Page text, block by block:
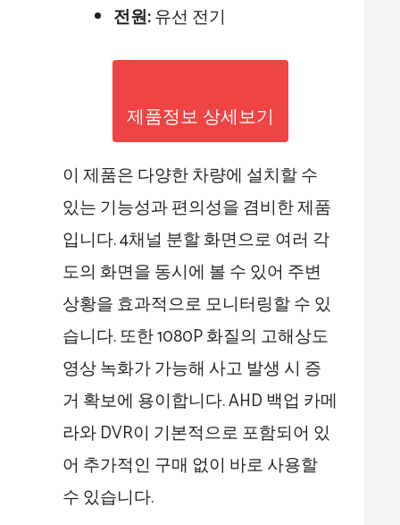
전원:유선 전기
제품정보 상세보기
이 제품은 다양한 차량에 설치할 수
있는 기능성과 편의성을 겸비한 제품
입니다. 4채널 분할 화면으로 여러 각
도의 화면을 동시에 볼 수 있어 주변
상황을 효과적으로 모니터링할 수 있
습니다. 또한 1080P 화질의 고해상도
영상 녹화가 가능해 사고 발생 시 증
거 확보에 용이합니다. AHD 백업 카메
라와 DVR이 기본적으로 포함되어 있
어 추가적인 구매 없이 바로 사용할
수 있습니다.